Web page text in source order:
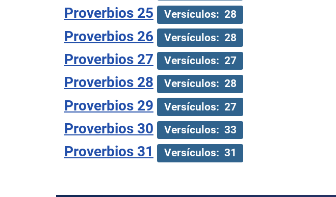
Proverbios 25 Versículos: 28
Proverbios 26 Versículos: 28
Proverbios 27 Versículos: 27
Proverbios 28 Versículos: 28
Proverbios 29 Versículos: 27
Proverbios 30 Versículos: 33
Proverbios 31 Versículos: 31